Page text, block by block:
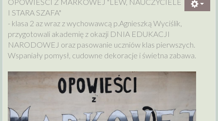
OPOWIEŚCI Z MARKOWEJ "LEW, NAUCZYCIELE
I STARA SZAFA"
- klasa 2 az wraz z wychowawcą p.Agnieszką Wyciślik,
przygotowali akademię z okazji DNIA EDUKACJI
NARODOWEJ oraz pasowanie uczniów klas pierwszych.
Wspaniały pomysł, cudowne dekoracje i świetna zabawa.